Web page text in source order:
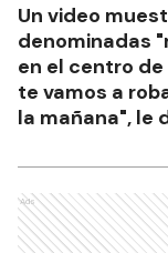
Un video
denominadas
en el centro de
te vamos a
la mañana", le
Ads